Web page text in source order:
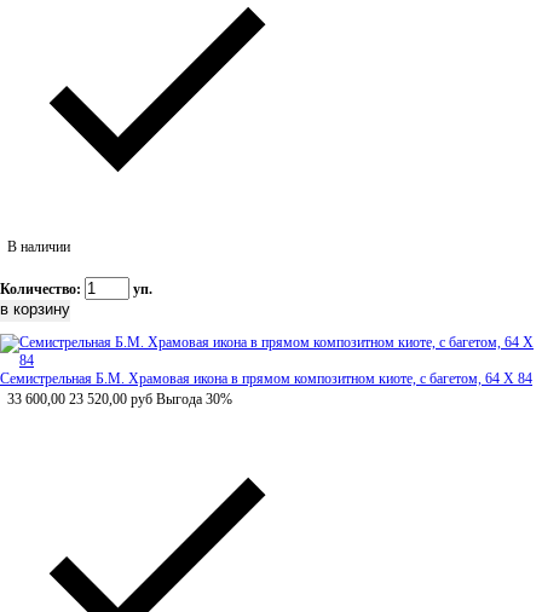
В наличии
Количество: уп.
Семистрельная Б.М. Храмовая икона в прямом композитном киоте, с багетом, 64 Х 84
33 600,00 23 520,00 руб Выгода 30%